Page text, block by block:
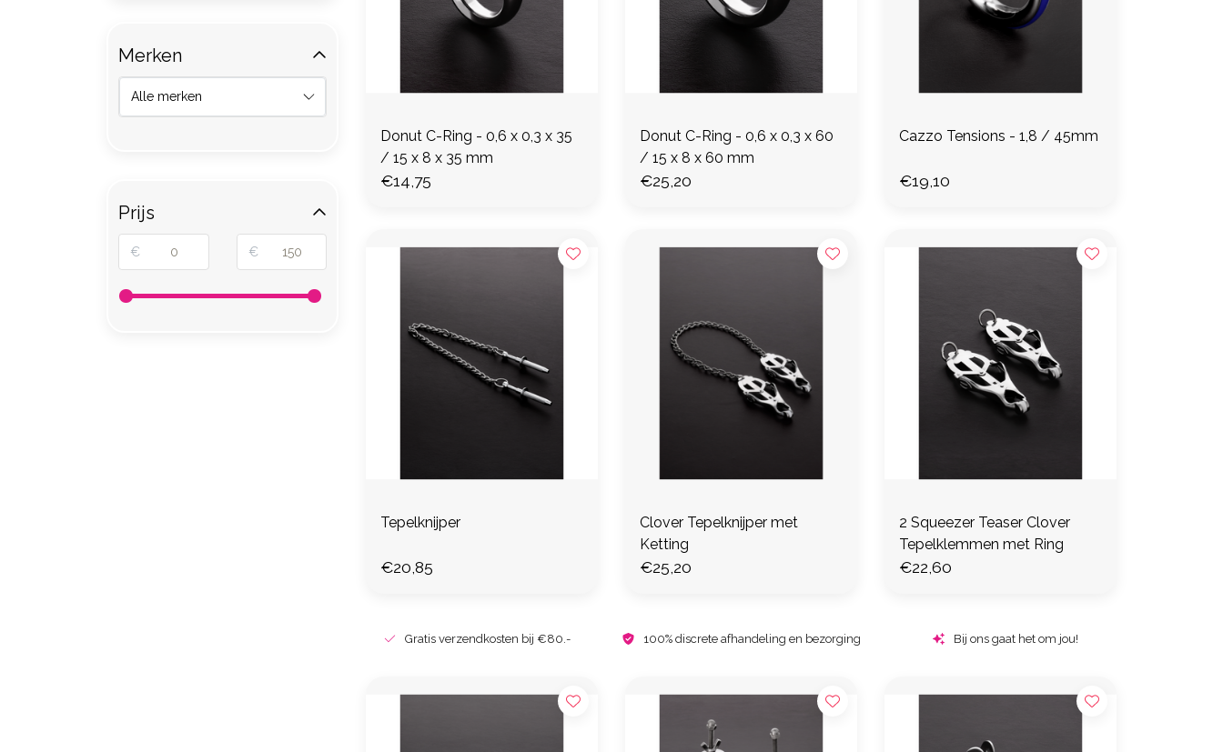
Donut C-Ring - 0,6 x 0,3 x 35
/ 15 x 8 x 35 mm
€14,75
Donut C-Ring - 0,6 x 0,3 x 60
/ 15 x 8 x 60 mm
€25,20
Cazzo Tensions - 1,8 / 45mm
€19,10
Tepelknijper
€20,85
Clover Tepelknijper met
Ketting
€25,20
2 Squeezer Teaser Clover
Tepelklemmen met Ring
€22,60
Gratis verzendkosten bij €80.- 100% discrete afhandeling en bezorging Bij ons gaat het om jou!
Merken
Prijs
€ €